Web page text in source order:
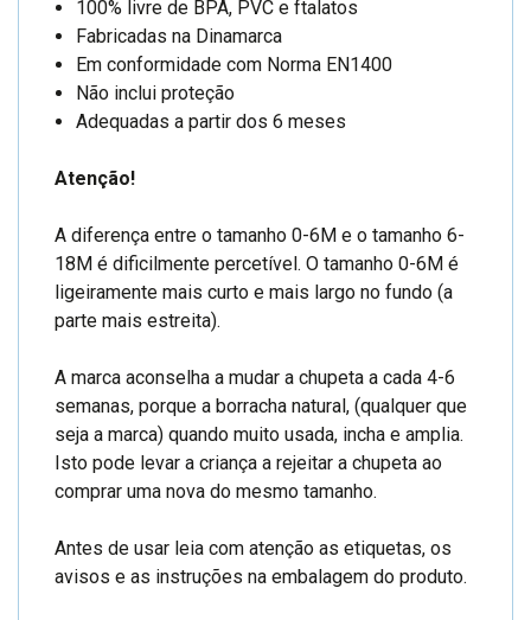
100% livre de BPA, PVC e ftalatos
Fabricadas na Dinamarca
Em conformidade com Norma EN1400
Não inclui proteção
Adequadas a partir dos 6 meses
Atenção!
A diferença entre o tamanho 0-6M e o tamanho 6-
18M é dificilmente percetível. O tamanho 0-6M é
ligeiramente mais curto e mais largo no fundo (a
parte mais estreita).
A marca aconselha a mudar a chupeta a cada 4-6
semanas, porque a borracha natural, (qualquer que
seja a marca) quando muito usada, incha e amplia.
Isto pode levar a criança a rejeitar a chupeta ao
comprar uma nova do mesmo tamanho.
Antes de usar leia com atenção as etiquetas, os
avisos e as instruções na embalagem do produto.